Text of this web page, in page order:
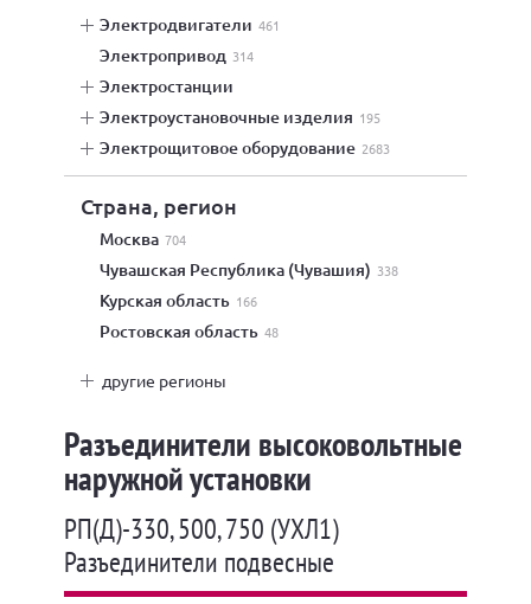
электродвигатели 461
электропривод 314
электростанции
электроустановочные изделия 195
электрощитовое оборудование 2683
Страна, регион
Москва 704
Чувашская Республика (Чувашия) 338
Курская область 166
Ростовская область 48
другие регионы
Разъединители высоковольтные
наружной установки
РП(Д)-330, 500, 750 (УХЛ1)
Разъединители подвесные